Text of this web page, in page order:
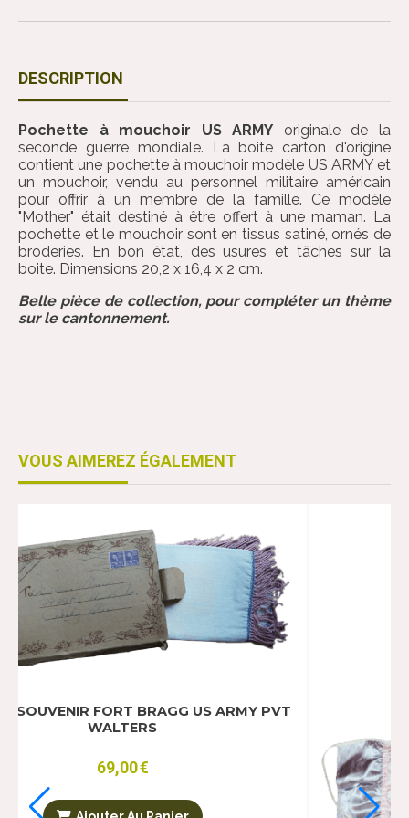
DESCRIPTION
Pochette à mouchoir US ARMY originale de la
seconde guerre mondiale. La boite carton d'origine
contient une pochette à mouchoir modèle US ARMY et
un mouchoir, vendu au personnel militaire américain
pour offrir à un membre de la famille. Ce modèle
"Mother" était destiné à être offert à une maman. La
pochette et le mouchoir sont en tissus satiné, ornés de
broderies. En bon état, des usures et tâches sur la
boite. Dimensions 20,2 x 16,4 x 2 cm.
Belle pièce de collection, pour compléter un thème
sur le cantonnement.
VOUS AIMEREZ ÉGALEMENT
Vendu